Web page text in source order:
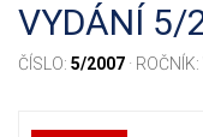
VYDÁNÍ 5/
ČÍSLO: 5/2007 · ROČNÍK: